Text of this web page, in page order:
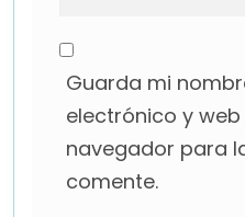
Guarda mi
electrónico y
navegador para
comente.